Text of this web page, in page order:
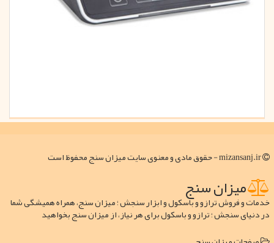
میزان سنج
خدمات و فروش ترازو و باسکول و ابزار سنجش ؛ میزان سنج، همراه همیشگی شما
در دنیای سنجش ؛ ترازو و باسکول برای هر نیاز، از میزان سنج بخواهید